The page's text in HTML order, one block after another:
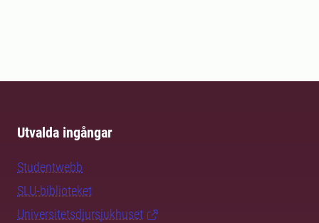
Utvalda ingångar
Studentwebb
SLU-biblioteket
Universitetsdjursjukhuset